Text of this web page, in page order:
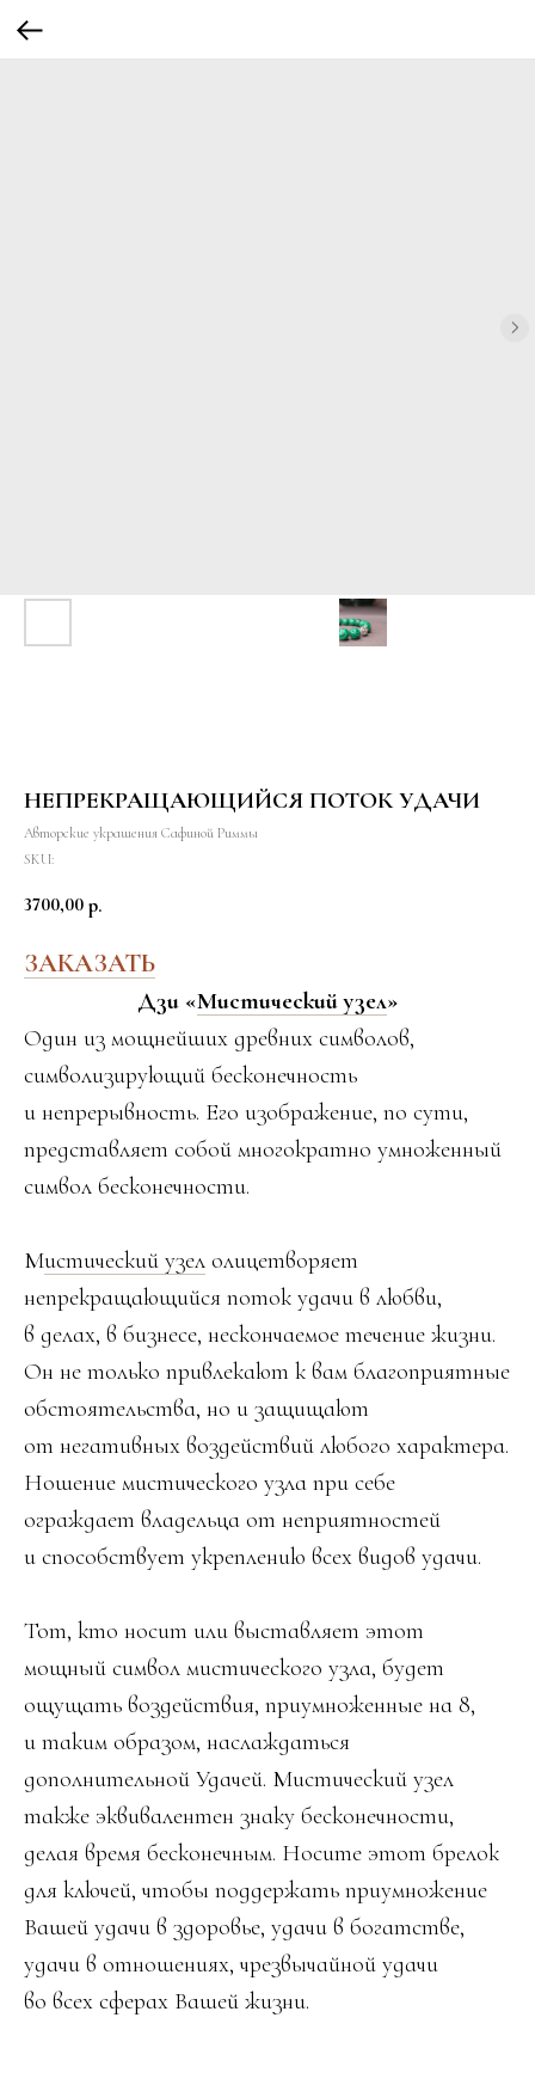
НЕПРЕКРАЩАЮЩИЙСЯ ПОТОК УДАЧИ
Авторские украшения Сафиной Риммы
SKU:
3700,00 р.
ЗАКАЗАТЬ
Дзи «Мистический узел»
Один из мощнейших древних символов,
символизирующий бесконечность
и непрерывность. Его изображение, по сути,
представляет собой многократно умноженный
символ бесконечности.
Мистический узел олицетворяет
непрекращающийся поток удачи в любви,
в делах, в бизнесе, нескончаемое течение жизни.
Он не только привлекают к вам благоприятные
обстоятельства, но и защищают
от негативных воздействий любого характера.
Ношение мистического узла при себе
ограждает владельца от неприятностей
и способствует укреплению всех видов удачи.
Тот, кто носит или выставляет этот
мощный символ мистического узла, будет
ощущать воздействия, приумноженные на 8,
и таким образом, наслаждаться
дополнительной Удачей. Мистический узел
также эквивалентен знаку бесконечности,
делая время бесконечным. Носите этот брелок
для ключей, чтобы поддержать приумножение
Вашей удачи в здоровье, удачи в богатстве,
удачи в отношениях, чрезвычайной удачи
во всех сферах Вашей жизни.